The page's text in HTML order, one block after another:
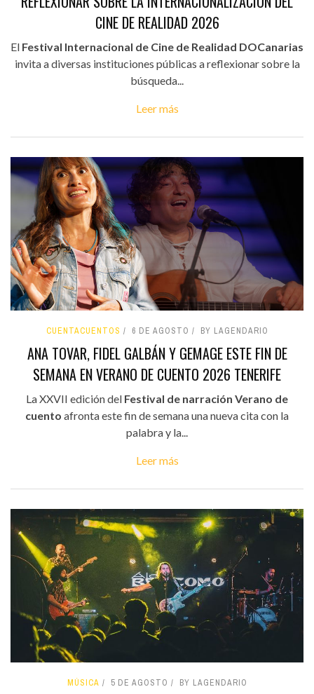
CINE DE REALIDAD 2026
El Festival Internacional de Cine de Realidad DOCanarias
invita a diversas instituciones públicas a reflexionar sobre la
búsqueda...
Leer más
CUENTACUENTOS 6 DE AGOSTO BY LAGENDARIO
ANA TOVAR, FIDEL GALBÁN Y GEMAGE ESTE FIN DE
SEMANA EN VERANO DE CUENTO 2026 TENERIFE
La XXVII edición del Festival de narración Verano de
cuento afronta este fin de semana una nueva cita con la
palabra y la...
Leer más
MÚSICA 5 DE AGOSTO BY LAGENDARIO